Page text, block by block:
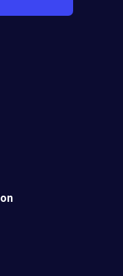
中真正连接全球社区，
业务，他在美国、澳大
经发展成熟，且专为当
地区穿梭往来且以英语而
名会员年龄在35岁以
的成功企业家在申请加